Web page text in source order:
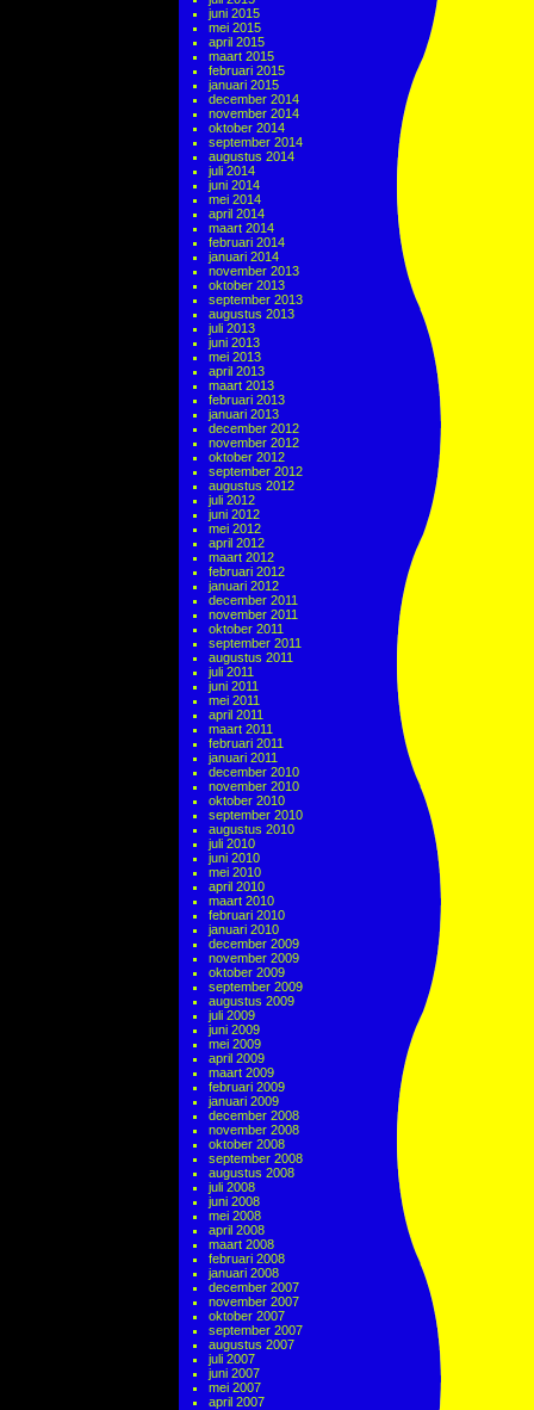
juni 2015
mei 2015
april 2015
maart 2015
februari 2015
januari 2015
december 2014
november 2014
oktober 2014
september 2014
augustus 2014
juli 2014
juni 2014
mei 2014
april 2014
maart 2014
februari 2014
januari 2014
november 2013
oktober 2013
september 2013
augustus 2013
juli 2013
juni 2013
mei 2013
april 2013
maart 2013
februari 2013
januari 2013
december 2012
november 2012
oktober 2012
september 2012
augustus 2012
juli 2012
juni 2012
mei 2012
april 2012
maart 2012
februari 2012
januari 2012
december 2011
november 2011
oktober 2011
september 2011
augustus 2011
juli 2011
juni 2011
mei 2011
april 2011
maart 2011
februari 2011
januari 2011
december 2010
november 2010
oktober 2010
september 2010
augustus 2010
juli 2010
juni 2010
mei 2010
april 2010
maart 2010
februari 2010
januari 2010
december 2009
november 2009
oktober 2009
september 2009
augustus 2009
juli 2009
juni 2009
mei 2009
april 2009
maart 2009
februari 2009
januari 2009
december 2008
november 2008
oktober 2008
september 2008
augustus 2008
juli 2008
juni 2008
mei 2008
april 2008
maart 2008
februari 2008
januari 2008
december 2007
november 2007
oktober 2007
september 2007
augustus 2007
juli 2007
juni 2007
mei 2007
april 2007